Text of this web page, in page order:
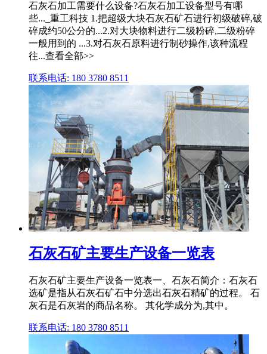
石灰石加工需要什么设备?石灰石加工设备型号有哪
些..._重工科技 1.把超级大块石灰石矿石进行初级破碎,破
碎成约50公分的...2.对大块物料进行二级粉碎,二级粉碎
一般用到的 ...3.对石灰石原料进行制砂操作,该种流程
往...查看全部>>
联系电话: 180 3780 8511
石灰石矿主要生产设备一览表
石灰石矿主要生产设备一览表一、石灰石简介：石灰石
选矿是指从石灰石矿石中分选出石灰石精矿的过程。 石
灰石是石灰岩的商品名称。 其化学成分为,其中。
联系电话: 180 3780 8511